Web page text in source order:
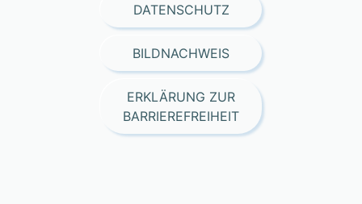
DATENSCHUTZ
BILDNACHWEIS
ERKLÄRUNG ZUR
BARRIEREFREIHEIT